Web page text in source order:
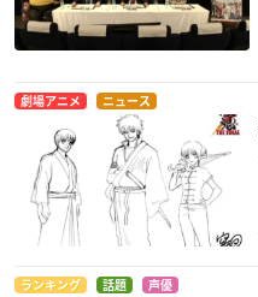
劇場アニメ ニュース
ランキング 話題 声優